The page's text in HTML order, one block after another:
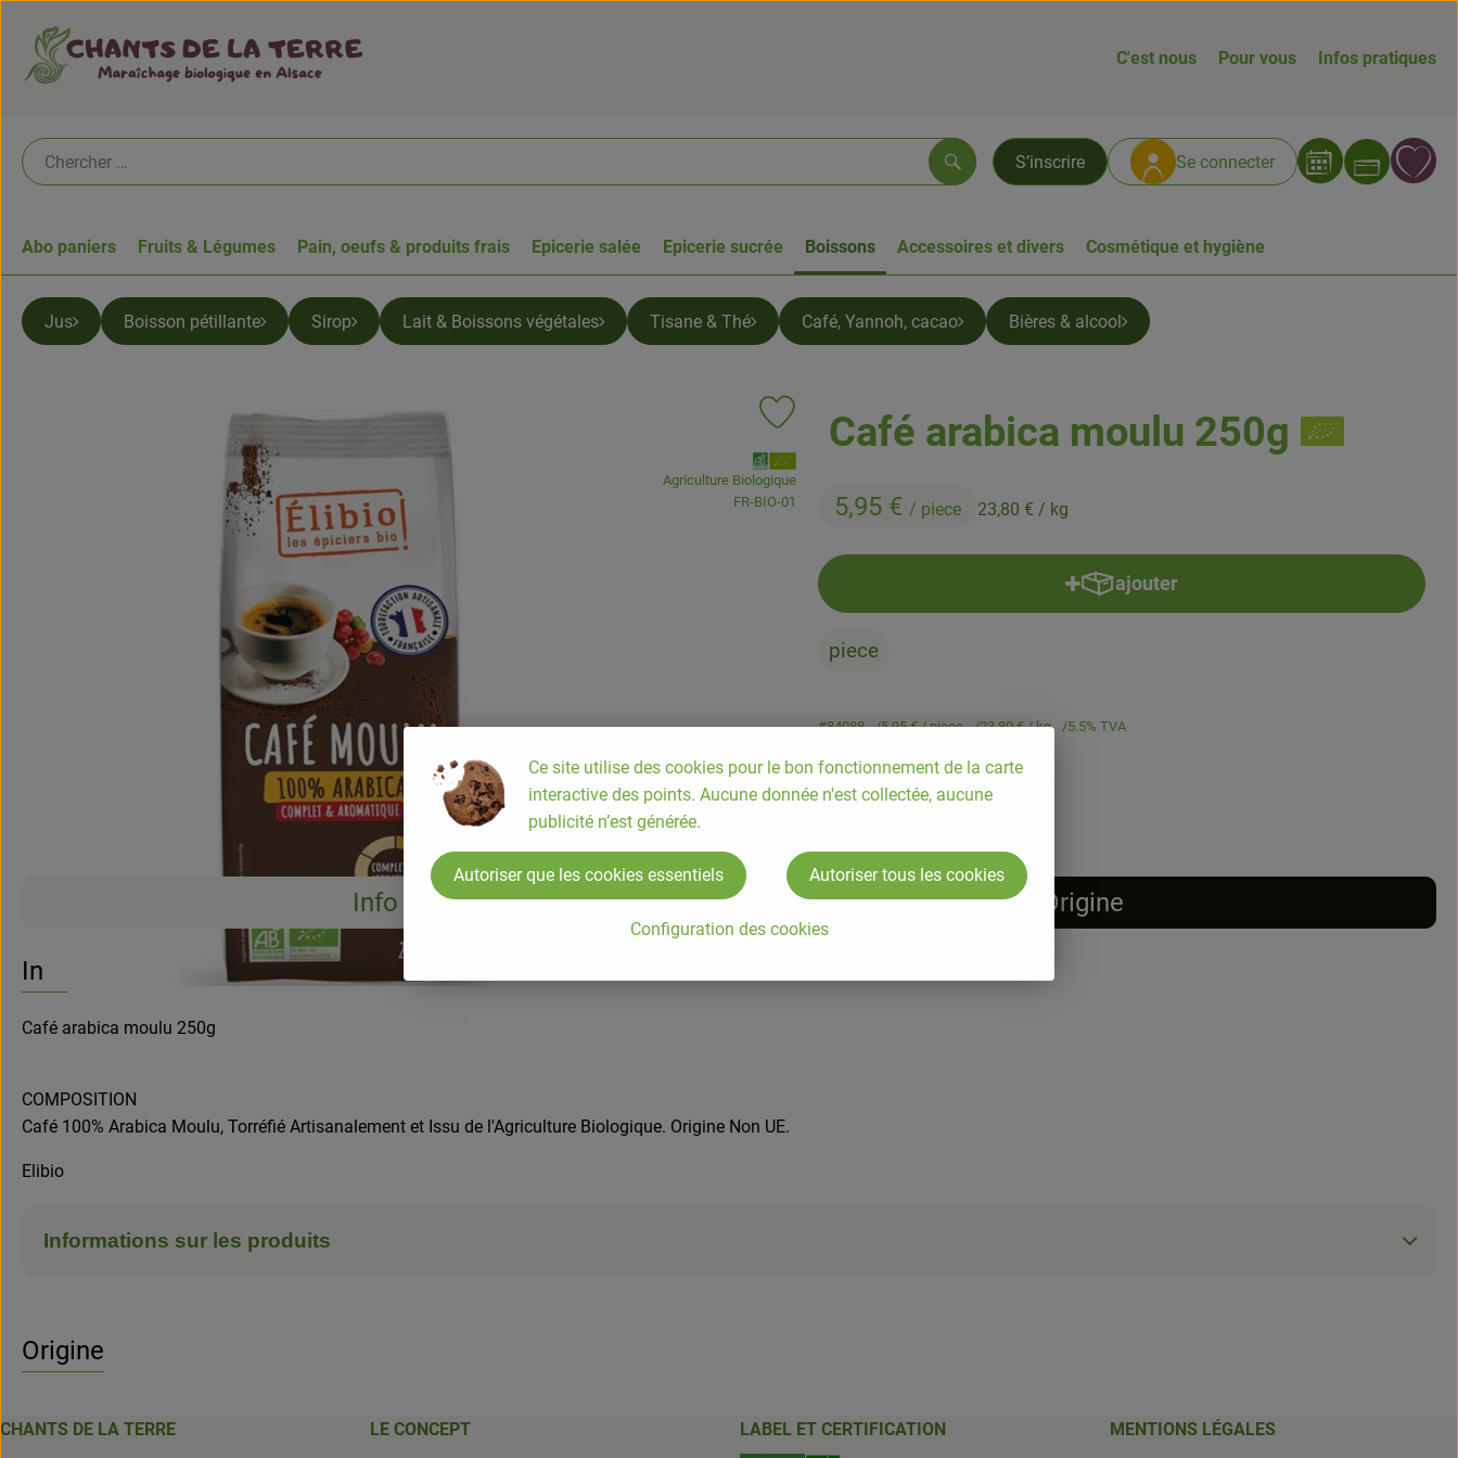
C'est nous Pour vous Infos pratiques
S’inscrire Se connecter
Rechercher
Abo paniers Fruits & Légumes Pain, oeufs & produits frais Epicerie salée Epicerie sucrée Boissons Accessoires et divers Cosmétique et hygiène
Jus Boisson pétillante Sirop Lait & Boissons végétales Tisane & Thé Café, Yannoh, cacao Bières & alcool
Café arabica moulu 250g
5,95 € / piece 23,80 € / kg
Ajouter le produit aux favoris
, Association:
Agriculture Biologique
, Autorité de contrôle:
FR-BIO-01
ajouter
Ajouter le produit au panier
piece
#84088 5,95 €/ piece 23,80 €/ kg 5.5% TVA
Info Origine
Info
Café arabica moulu 250g
COMPOSITION
Café 100% Arabica Moulu, Torréfié Artisanalement et Issu de l'Agriculture Biologique. Origine Non UE.
Elibio
Informations sur les produits
Origine
CHANTS DE LA TERRE
LE CONCEPT
LABEL ET CERTIFICATION
MENTIONS LÉGALES
Ce site utilise des cookies pour le bon fonctionnement de la carte
interactive des points. Aucune donnée n'est collectée, aucune
publicité n’est générée.
Configuration des cookies
Autoriser que les cookies essentiels Autoriser tous les cookies